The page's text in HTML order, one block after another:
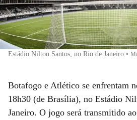
Estádio Nilton Santos, no Rio de Janeiro •
Botafogo e Atlético se enfrentam
18h30 (de Brasília), no Estádio
Janeiro. O jogo será transmitido